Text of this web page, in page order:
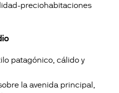
preciohabitaciones
patagónico, cálido y
la avenida principal,